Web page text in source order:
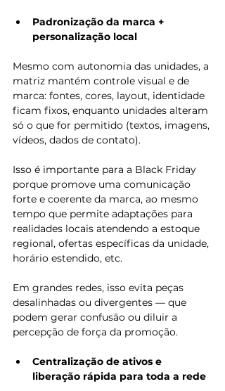
Padronização da marca +
personalização local
Mesmo com autonomia das unidades, a
matriz mantém controle visual e de
marca: fontes, cores, layout, identidade
ficam fixos, enquanto unidades alteram
só o que for permitido (textos, imagens,
vídeos, dados de contato).
Isso é importante para a Black Friday
porque promove uma comunicação
forte e coerente da marca, ao mesmo
tempo que permite adaptações para
realidades locais atendendo a estoque
regional, ofertas específicas da unidade,
horário estendido, etc.
Em grandes redes, isso evita peças
desalinhadas ou divergentes — que
podem gerar confusão ou diluir a
percepção de força da promoção.
Centralização de ativos e
liberação rápida para toda a rede